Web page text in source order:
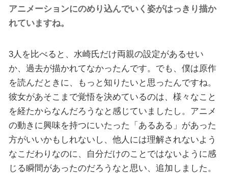
アニメーションにのめり込んでいく姿がはっきり描か
れていますね。
3人を比べると、水崎氏だけ両親の設定があるせい
か、過去が描かれてなかったんです。でも、僕は原作
を読んだときに、もっと知りたいと思ったんですね。
彼女があそこまで覚悟を決めているのは、様々なこと
を経たからなんだろうなと感じていましたし。アニメ
の動きに興味を持つにいたった「あるある」があった
方がいいかもしれないし、他人には理解されないよう
なこだわりなのに、自分だけのことではないように感
じる瞬間があったのだろうなと思い、追加しました。